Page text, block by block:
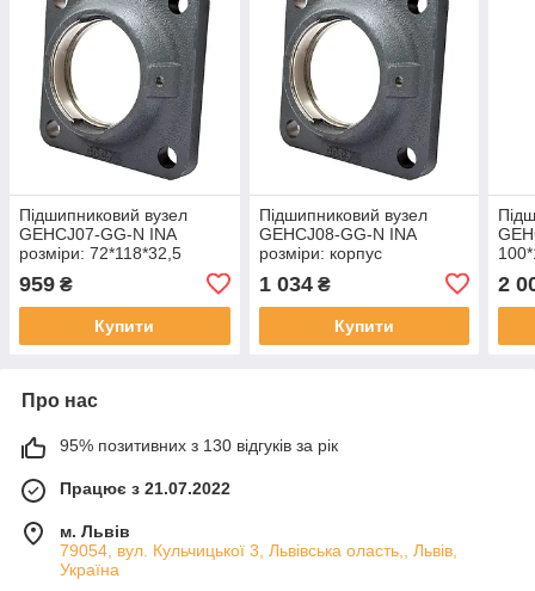
Підшипниковий вузел
GEHCJ07-GG-N INA
розміри: 72*118*32,5
959 ₴
Купити
Підшипниковий вузел
GEHCJ08-GG-N INA
розміри: корпус
1 034₴
Купити
2
Про нас
95% позитивних з 130 відгуків за рік
Працює з 21.07.2022
м. Львів
79054, вул. Кульчицької 3, Львівська оласть,, Львів,
Україна